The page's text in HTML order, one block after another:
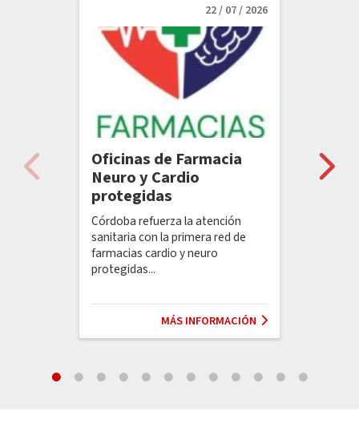
Accesibilidad
Infraestructuras
Oficinas de Farmacia
Neuro y Cardio
protegidas
22 / 07 / 2026
Córdoba refuerza la atención
sanitaria con la primera red de
farmacias cardio y neuro
protegidas...
MÁS INFORMACIÓN